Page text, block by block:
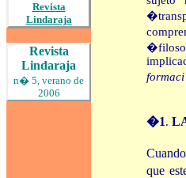
Revista
Lindaraja
Revista
Lindaraja
n� 5, verano de
2006
�1.
que